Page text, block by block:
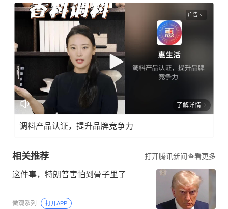
广告
了解详情
调料产品认证，提升品牌竞争力
相关推荐 打开腾讯新闻查看更多
这件事，特朗普害怕到骨子里了
微观系列 打开APP